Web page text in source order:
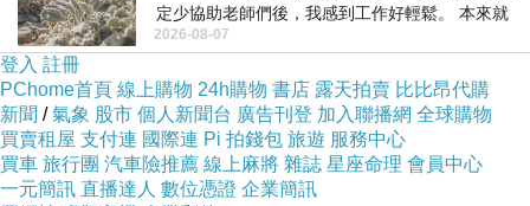
不要以為天下間的父母對子女的愛都是理所當
然，世間沒有任何事物是必然的，包括父母的
愛，有的父母視孩子為羈絆，甚至虐兒為樂。
伴侶的愛也如是，沒有非如此不可的愛。
定少協助老師們後，我感到工作好輕鬆。 本來就
不是我的工作啊。 真
2026-08-07
登入 註冊
PChome首頁 線上購物 24h購物 書店 露天拍賣 比比昂代購
新聞 /氣象 股市 個人新聞台 廣告刊登 加入聯播網 全球購物
買賣租屋 支付連 國際連 Pi 拍錢包 旅遊 服務中心
買車 旅行團 汽車險推薦 線上麻將 雜誌 星座命理 會員中心
一元簡訊 直播達人 數位憑證 企業簡訊